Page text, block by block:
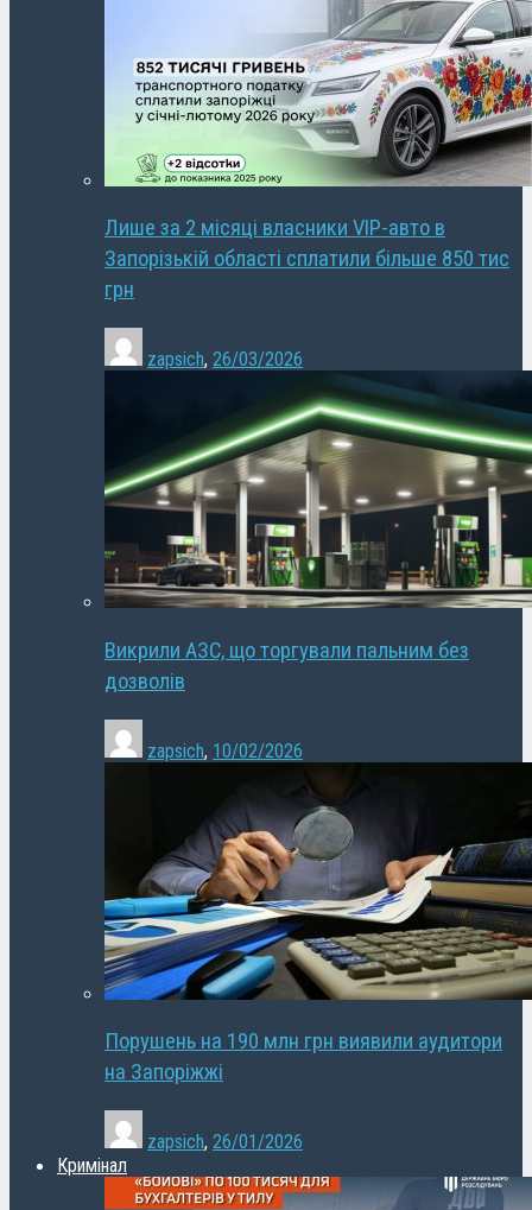
Лише за 2 місяці власники VIP-авто в
Запорізькій області сплатили більше 850 тис
грн
zapsich, 26/03/2026
Викрили АЗС, що торгували пальним без
дозволів
zapsich, 10/02/2026
Порушень на 190 млн грн виявили аудитори
на Запоріжжі
zapsich, 26/01/2026
Кримінал